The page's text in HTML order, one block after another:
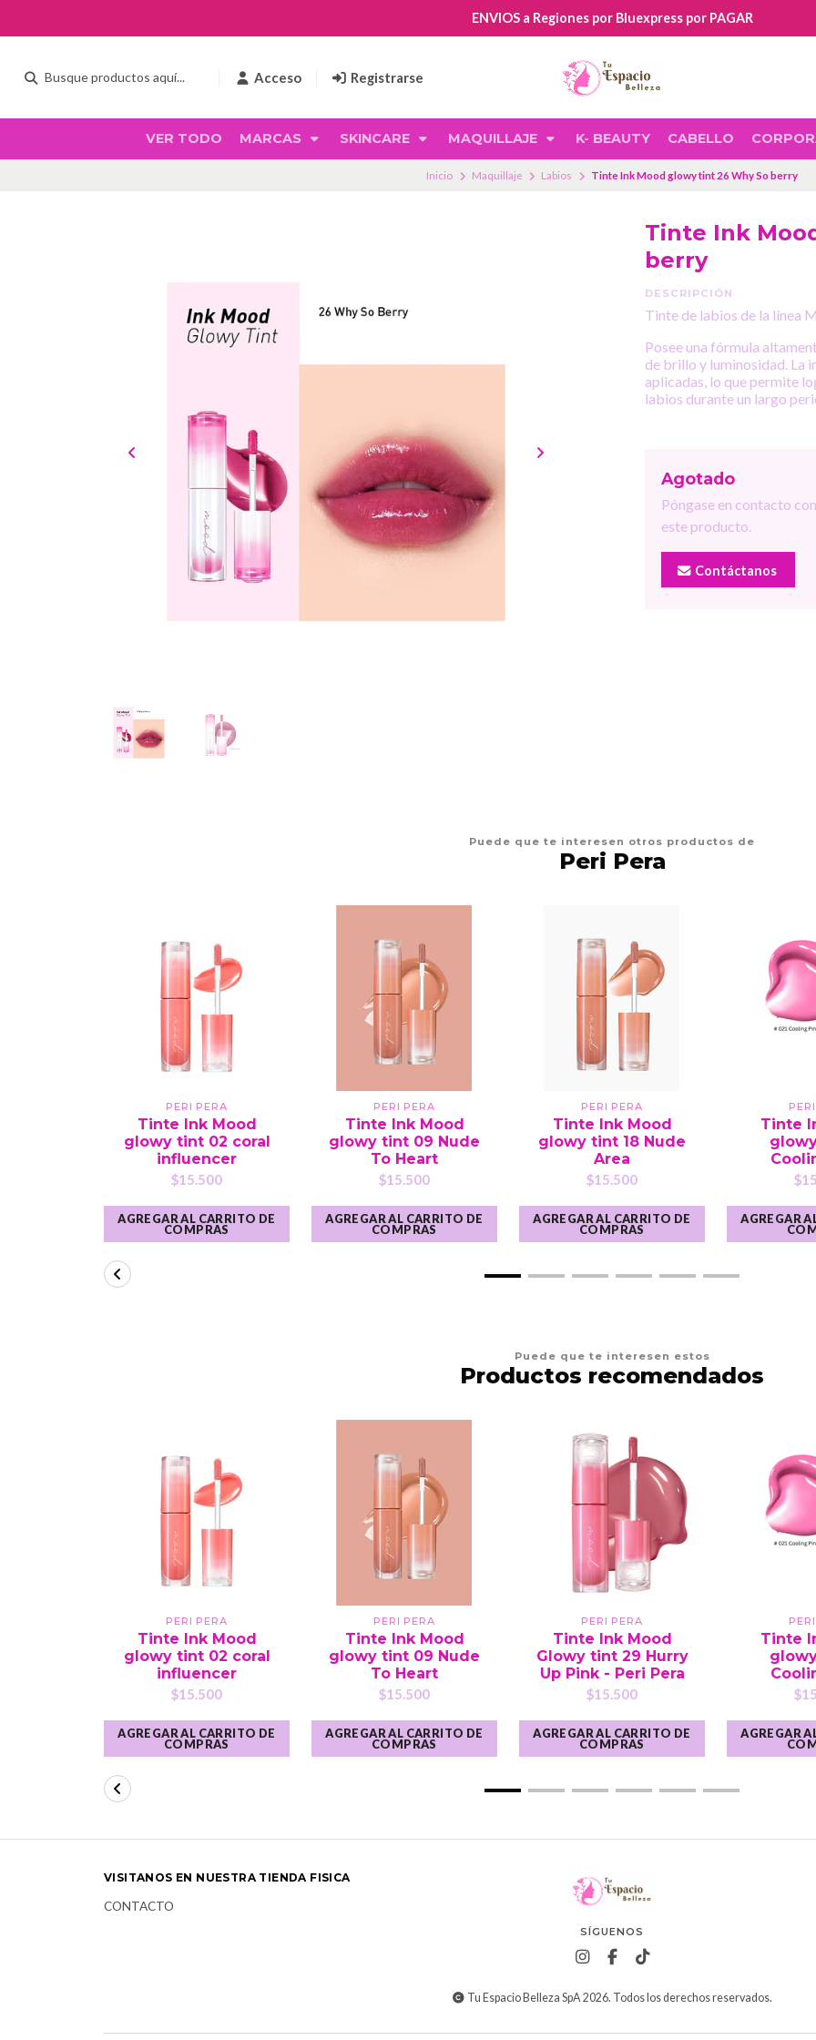
Acceso Registrarse
VER TODO MARCAS SKINCARE MAQUILLAJE K- BEAUTY CABELLO
ENVIOS a Regiones por Bluexpress por PAGAR
Inicio Maquillaje Labios Tinte Ink Mood glowy tint 26 Why So berry
Tinte Ink
berry
DESCRIPCIÓN
Tinte de labios de la línea
Posee una fórmula
de brillo y luminosidad. La
aplicadas, lo que permite
labios durante un largo
Agotado
Póngase en contacto
este producto.
Contáctanos
Puede que te interesen otros productos de
Peri Pera
PERI PERA
Tinte Ink Mood
glowy tint 02 coral
influencer
$15.500
AGREGAR AL CARRITO DE
COMPRAS
PERI PERA
Tinte Ink Mood
glowy tint 09 Nude
To Heart
$15.500
AGREGAR AL CARRITO DE
COMPRAS
PERI PERA
Tinte Ink Mood
glowy tint 18 Nude
Area
$15.500
AGREGAR AL CARRITO DE
COMPRAS
Tinte
AGREGAR
Puede que te interesen estos
Productos recomendados
PERI PERA
Tinte Ink Mood
glowy tint 02 coral
influencer
$15.500
AGREGAR AL CARRITO DE
COMPRAS
PERI PERA
Tinte Ink Mood
glowy tint 09 Nude
To Heart
$15.500
AGREGAR AL CARRITO DE
COMPRAS
PERI PERA
Tinte Ink Mood
Glowy tint 29 Hurry
Up Pink - Peri Pera
$15.500
AGREGAR AL CARRITO DE
COMPRAS
Tinte
AGREGAR
SÍGUENOS
Tu Espacio Belleza SpA 2026. Todos los derechos reservados.
VISITANOS EN NUESTRA TIENDA FISICA
CONTACTO